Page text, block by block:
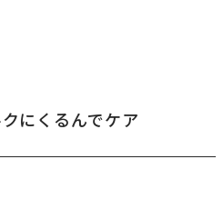
にくるんでケア